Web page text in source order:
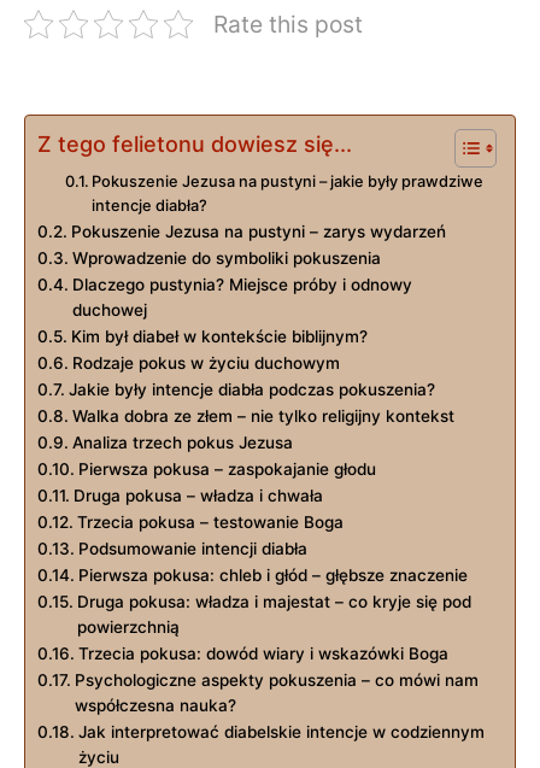
Rate this post
Z tego felietonu dowiesz się...
Pokuszenie Jezusa na pustyni – jakie były prawdziwe
intencje diabła?
Pokuszenie ‌Jezusa na pustyni – ‍zarys wydarzeń
Wprowadzenie do symboliki‍ pokuszenia
Dlaczego pustynia? Miejsce próby i odnowy
duchowej
Kim był diabeł w kontekście biblijnym?
Rodzaje pokus ‍w życiu duchowym
Jakie były‌ intencje diabła⁤ podczas pokuszenia?
Walka dobra ze złem – nie tylko religijny ‌kontekst
Analiza ⁣trzech pokus Jezusa
Pierwsza pokusa‌ – zaspokajanie głodu
Druga pokusa ‍– władza ⁣i chwała
Trzecia‌ pokusa – testowanie Boga
Podsumowanie intencji diabła
Pierwsza pokusa: chleb i głód – głębsze znaczenie
Druga⁢ pokusa: ⁢władza i ⁢majestat⁤ – co kryje ‌się ‌pod
powierzchnią
Trzecia pokusa: dowód wiary i wskazówki Boga
Psychologiczne aspekty pokuszenia –‌ co mówi nam
współczesna nauka?
Jak interpretować diabelskie intencje w codziennym
życiu